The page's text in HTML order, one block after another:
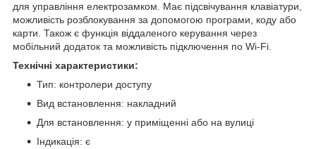
для управління електрозамком. Має підсвічування клавіатури,
можливість розблокування за допомогою програми, коду або
карти. Також є функція віддаленого керування через
мобільний додаток та можливість підключення по Wi-Fi.
Технічні характеристики:
Тип: контролери доступу
Вид встановлення: накладний
Для встановлення: у приміщенні або на вулиці
Індикація: є